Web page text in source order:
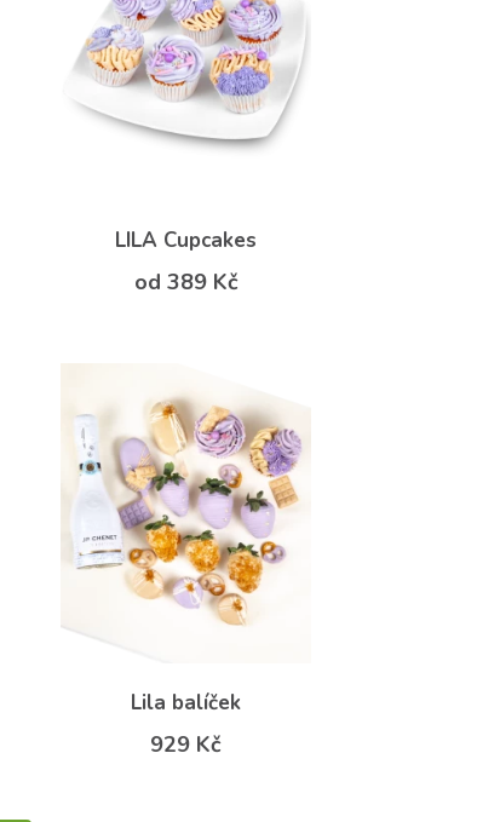
LILA Cupcakes
od 389 Kč
Lila balíček
929 Kč